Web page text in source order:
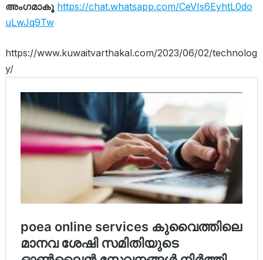
അംഗമാകൂ https://chat.whatsapp.com/CeVIs6EyhtL0do
uLwJq9Tw
https://www.kuwaitvarthakal.com/2023/06/02/technolog
y/